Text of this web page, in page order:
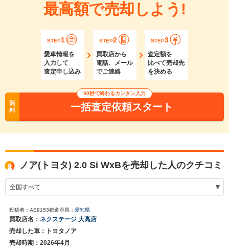
最高額で売却しよう!
STEP1
愛車情報を
入力して
査定申し込み
STEP2
買取店から
電話、メール
でご連絡
STEP3
査定額を
比べて売却先
を決める
無
料
90秒で終わるカンタン入力
一括査定依頼スタート
ノア(トヨタ) 2.0 Si WxBを売却した人のクチコミ
投稿者：AE9153都道府県： 愛知県
買取店名： ネクステージ 大高店
売却した車：トヨタノア
売却時期：2026年4月